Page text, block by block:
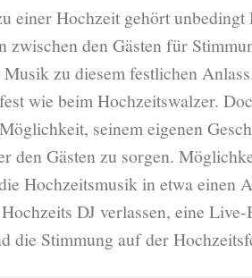
einer Hochzeit gehört
zwischen den Gästen für
Musik zu diesem festlichen
wie beim Hochzeitswalzer.
seinem eigenen
den Gästen zu sorgen.
Hochzeitsmusik in etwa einen
DJ verlassen, eine
die Stimmung auf der